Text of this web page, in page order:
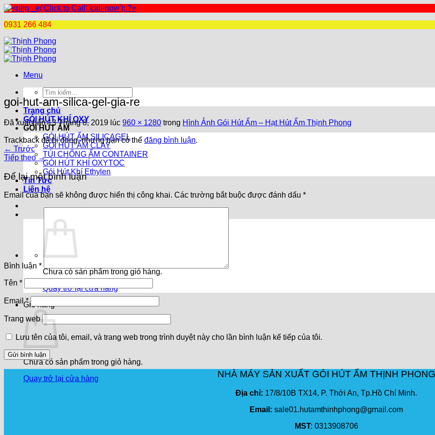
0931 266 484
Chuyển
đến
nội
Menu
Tìm
kiếm:
Trang chủ
GÓI HÚT KHÍ OXY
GÓI HÚT ẨM
GÓI HÚT ẨM SILICAGEL
GÓI HÚT ẨM CLAY
TÚI CHỐNG ẨM CONTAINER
GÓI HÚT KHÍ OXYTOC
Gói Hút Khí Ethylen
Tin Tức
Liên hệ
Chưa có sản phẩm trong giỏ hàng.
Quay trở lại cửa hàng
Giỏ hàng
Chưa có sản phẩm trong giỏ hàng.
Quay trở lại cửa hàng
goi-hut-am-silica-gel-gia-re
Đã xuất bản13 Tháng 8, 2019 lúc 960 × 1280 trong Hình Ảnh Gói Hút Ẩm – Hạt Hút Ẩm Thịnh Phong
Trackback đã bị đóng, nhưng bạn có thể đăng bình luận.
← Trước
Tiếp theo→
Để lại một bình luận
Email của bạn sẽ không được hiển thị công khai. Các trường bắt buộc được đánh dấu *
Bình luận *
Tên *
Email*
Trang web
Lưu tên của tôi, email, và trang web trong trình duyệt này cho lần bình luận kế tiếp của tôi.
NHÀ MÁY SẢN XUẤT GÓI HÚT ẨM THỊNH PHONG
Địa chỉ: 17/8/10B TX14, P. Thới An, Tp.Hồ Chí Minh.
Email: sale01.hutamthinhphong@gmail.com
MST: 0313908706